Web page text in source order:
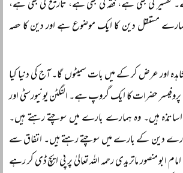
کی بھی ہے، فقہ کی بھی ہے، تاریخ کی بھی ہے،
مستقل دین کا ایک موضوع ہے اور دین کا حصہ
اور عرض کر کے میں بات سمیٹوں گا۔ آج کی دنیا کیا
حضرات کا ایک گروپ ہے۔ النگٹن یونیورسٹی اور
اساتذہ ہیں۔ وہ ہمارے بارے میں سوچتے رہتے ہیں۔
دین کے بارے میں سوچتے رہتے ہیں۔ اتفاق سے
منصور ماتریدی رحمہ اللہ تعالیٰ پر پی ایچ ڈی کر رہے